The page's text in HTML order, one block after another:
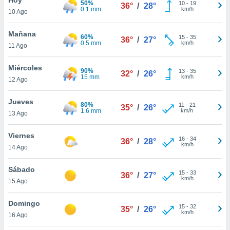
y
en
más
de
cookies
10 Ago
50%
0.1 mm
36° / 28° 10- 19
km/h
Mañana
11 Ago
60%
0.5 mm
36° / 27° 15- 35
km/h
Miércoles
12 Ago
90%
15 mm
32° / 26° 13- 35
km/h
Jueves
13 Ago
80%
1.6 mm
35° / 26° 11 - 21
km/h
Viernes
14 Ago
36° / 28° 16- 34
km/h
Sábado
15 Ago
36° / 27° 15- 33
km/h
Domingo
16 Ago
35° / 26° 15- 32
km/h